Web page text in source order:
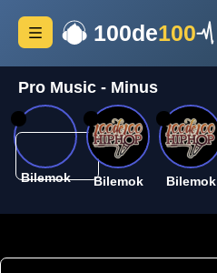
100de100
Pro Music - Minus
Bilemok Bilemok Bilemok